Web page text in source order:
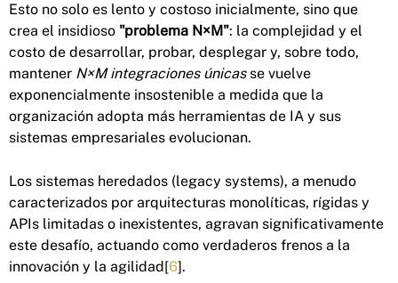
Esto no solo es lento y costoso inicialmente, sino que
crea el insidioso "problema N×M": la complejidad y el
costo de desarrollar, probar, desplegar y, sobre todo,
mantener N×M integraciones únicasse vuelve
exponencialmente insostenible a medida que la
organización adopta más herramientas de IA y sus
sistemas empresariales evolucionan.
Los sistemas heredados (legacy systems), a menudo
caracterizados por arquitecturas monolíticas, rígidas y
APIs limitadas o inexistentes, agravan significativamente
este desafío, actuando como verdaderos frenos a la
innovación y la agilidad[6].